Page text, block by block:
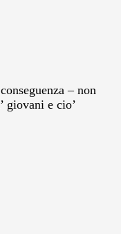
– non
giovani e cio’